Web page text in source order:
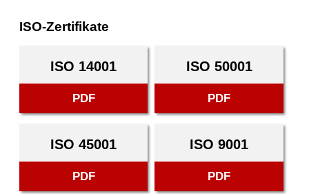
ISO-Zertifikate
ISO 14001
PDF
ISO 50001
PDF
ISO 45001
PDF
ISO 9001
PDF